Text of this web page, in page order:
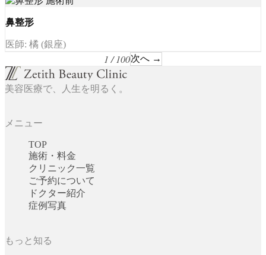
鼻整形
医師: 橘 (銀座)
1 / 100次へ →
美容医療で、人生を明るく。
メニュー
TOP
施術・料金
クリニック一覧
ご予約について
ドクター紹介
症例写真
もっと知る